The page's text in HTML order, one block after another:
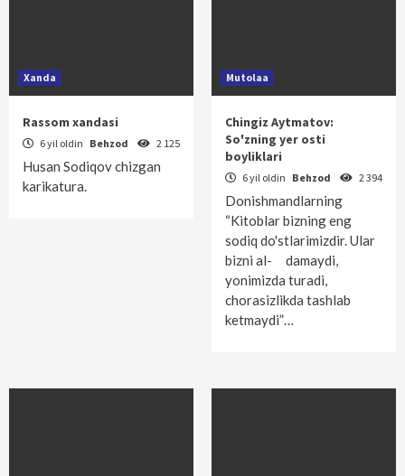
Xanda
Rassom xandasi
6 yil oldin Behzod 2 125
Husan Sodiqov chizgan
karikatura.
Mutolaa
Chingiz Aytmatov:
So'zning yer osti
boyliklari
6 yil oldin Behzod 2 394
Donishmandlarning
“Kitoblar bizning eng
sodiq do'stlarimizdir. Ular
bizni al- damaydi,
yonimizda turadi,
chorasizlikda tashlab
ketmaydi”…